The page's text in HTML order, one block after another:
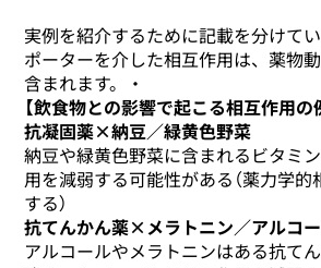
実例を紹介するために記載を分けて
ポーターを介した相互作用は、薬物
含まれます。・
【飲食物との影響で起こる相互作用の
抗凝固薬×納豆／緑黄色野菜
納豆や緑黄色野菜に含まれるビタミ
用を減弱する可能性がある（薬力学
する）
抗てんかん薬×メラトニン／アルコ
アルコールやメラトニンはある抗て